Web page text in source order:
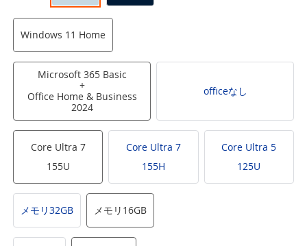
Windows 11 Home
Microsoft 365 Basic
+
Office Home & Business
2024
officeなし
Core Ultra 7
155U
Core Ultra 7
155H
Core Ultra 5
125U
メモリ32GB メモリ16GB